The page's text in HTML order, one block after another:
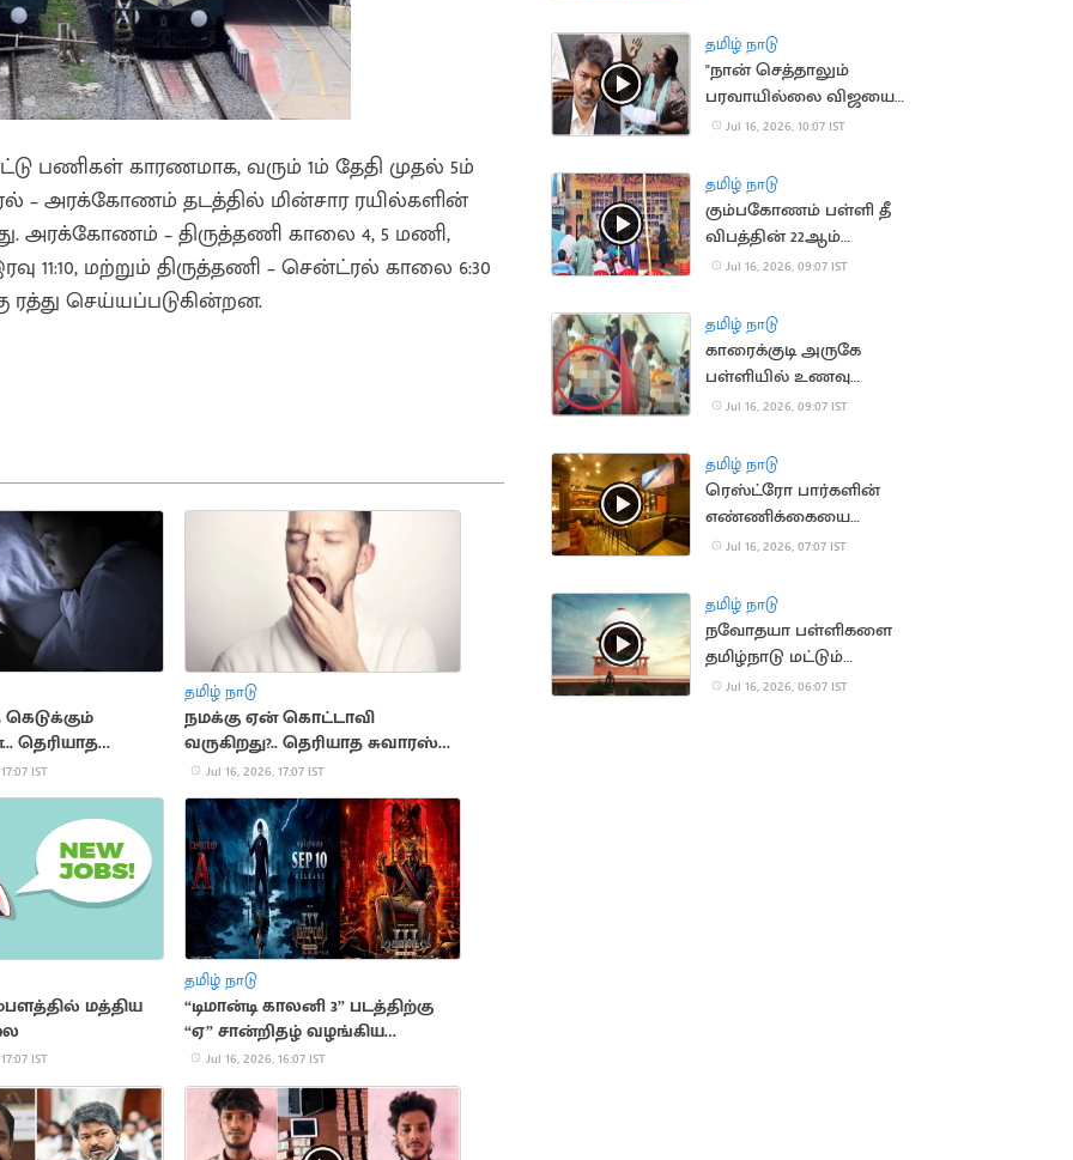
காரணமாக, வரும் 1ம் தேதி முதல் 5ம்
– அரக்கோணம் தடத்தில் மின்சார ரயில்களின்
அரக்கோணம் – திருத்தணி காலை 4, 5 மணி,
11:10, மற்றும் திருத்தணி – சென்ட்ரல் காலை 6:30
ரத்து செய்யப்படுகின்றன.
தெரியாத
IST
தமிழ் நாடு
நமக்கு ஏன் கொட்டாவி
வருகிறது?.. தெரியாத சுவாரஸ்ய
காரணங்கள்
Jul 16, 2026, 17:07 IST
மத்திய
IST
தமிழ் நாடு
“டிமான்டி காலனி 3” படத்திற்கு
“ஏ” சான்றிதழ் வழங்கிய
தணிக்கை வாரியம்
Jul 16, 2026, 16:07 IST
தமிழ் நாடு
"நான் செத்தாலும்
பரவாயில்லை விஜயை
பாக்கணும்".. பெண்
Jul 16, 2026, 10:07 IST
தமிழ் நாடு
கும்பகோணம் பள்ளி தீ
விபத்தின் 22ஆம்
ஆண்டு நினைவு தினம்
Jul 16, 2026, 09:07 IST
தமிழ் நாடு
காரைக்குடி அருகே
பள்ளியில் உணவு
சாப்பிட்ட மாணவிகள்
Jul 16, 2026, 09:07 IST
தமிழ் நாடு
ரெஸ்ட்ரோ பார்களின்
எண்ணிக்கையை
அதிகரிக்க TN அரசு
Jul 16, 2026, 07:07 IST
தமிழ் நாடு
நவோதயா பள்ளிகளை
தமிழ்நாடு மட்டும்
நிராகரிப்பது ஏன்? -
Jul 16, 2026, 06:07 IST